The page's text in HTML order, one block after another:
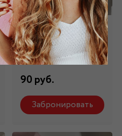
Тесьма бархатная
неэластичная
коричневая
90 руб.
Забронировать